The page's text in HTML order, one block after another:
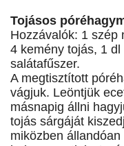
Tojásos
Hozzávalók: 1 szép
4 kemény tojás, 1
salátafűszer.
A megtisztított
vágjuk. Leöntjük
másnapig állni
tojás sárgáját
miközben